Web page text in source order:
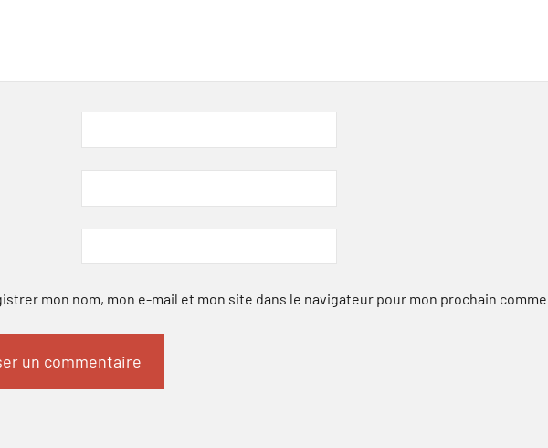
mon nom, mon e-mail et mon site dans le navigateur pour mon prochain